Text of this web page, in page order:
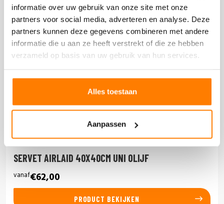
informatie over uw gebruik van onze site met onze
partners voor social media, adverteren en analyse. Deze
partners kunnen deze gegevens combineren met andere
informatie die u aan ze heeft verstrekt of die ze hebben
verzameld op basis van uw gebruik van hun services.
Alles toestaan
Aanpassen
SERVET AIRLAID 40X40CM UNI OLIJF
vanaf€62,00
PRODUCT BEKIJKEN